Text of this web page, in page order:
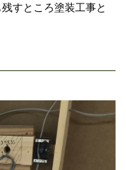
すところ塗装工事と